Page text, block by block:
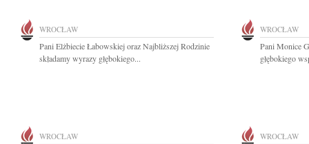
WROCŁAW
Pani Elżbiecie Łabowskiej oraz Najbliższej Rodzinie
składamy wyrazy głębokiego...
WROCŁAW
Pani Monice
głębokiego
WROCŁAW WROCŁAW